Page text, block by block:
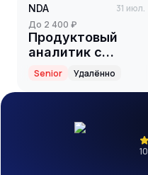
NDA 31 июл.
до 2 400 ₽
Продуктовый
аналитик с
активным
использованием
AI Middle+/Senior
Senior Удалённо